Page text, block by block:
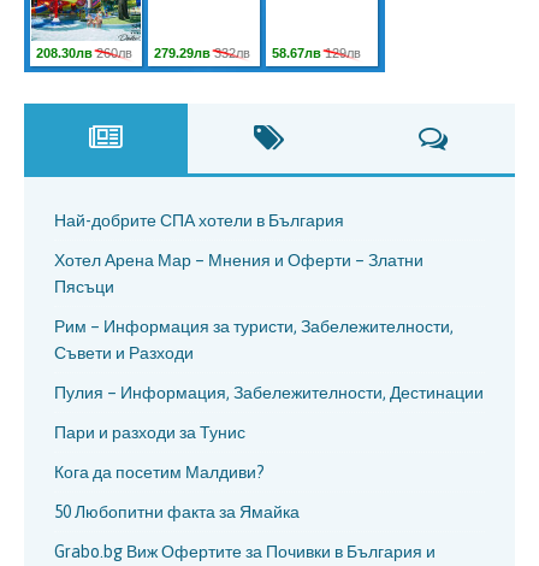
Най-добрите СПА хотели в България
Хотел Арена Мар – Мнения и Оферти – Златни
Пясъци
Рим – Информация за туристи, Забележителности,
Съвети и Разходи
Пулия – Информация, Забележителности, Дестинации
Пари и разходи за Тунис
Кога да посетим Малдиви?
50 Любопитни факта за Ямайка
Grabo.bg Виж Офертите за Почивки в България и